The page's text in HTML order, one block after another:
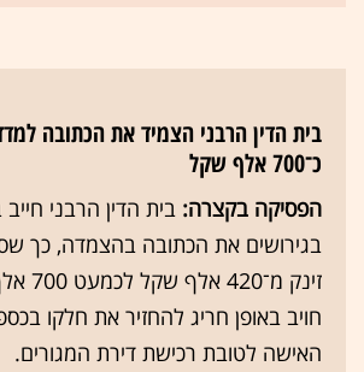
בית הדין הרבני הצמיד את הכתובה
כ־700 אלף שקל
הפסיקה בקצרה: בית הדין הרבני
בגירושים את הכתובה בהצמדה, כך
זינק
חויב באופן חריג להחזיר את חלקו
האישה לטובת רכישת דירת המגורים.